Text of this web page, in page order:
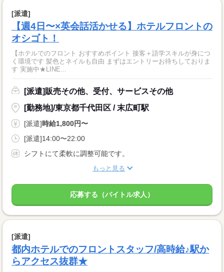
[派遣]
【週4日〜×英会話活かせる】ホテルフロントの
オシゴト！
【ホテルでのフロント おすすめポイント 接客＋語学スキルが身につ
く環境です 髪色とネイルも自由 まずはエントリーお待ちしておりま
す 実施中★LINE...
[派遣]販売その他、受付、サービスその他
[勤務地]/東京都千代田区 / 末広町駅
[派遣]時給1,800円〜
[派遣]14:00〜22:00
シフトにて柔軟に調整可能です。
もっと見る
応募する（バイトル求人）
[派遣]
都内ホテルでのフロントスタッフ/高時給♪駅か
らアクセス抜群★